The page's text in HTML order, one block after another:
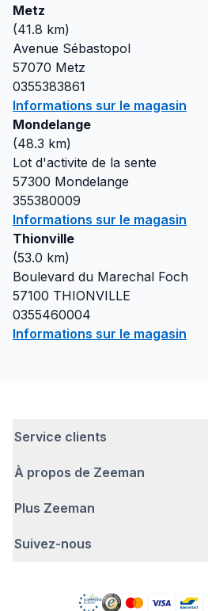
Metz
(41.8 km)
Avenue Sébastopol
57070 Metz
0355383861
Informations sur le magasin
Mondelange
(48.3 km)
Lot d'activite de la sente
57300 Mondelange
355380009
Informations sur le magasin
Thionville
(53.0 km)
Boulevard du Marechal Foch
57100 THIONVILLE
0355460004
Informations sur le magasin
Service clients
Questions fréquentes
Livraison
Retour d'articles
À propos de Zeeman
Qui sommes-nous ?
Une entreprise responsable
Rapport annuel RSE
Plus Zeeman
Avertissement de sécurité
Nos campagnes
Suivez-nous